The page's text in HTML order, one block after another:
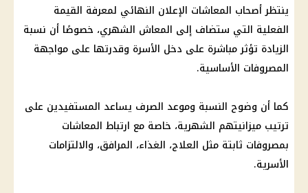
ينتظرأصحاب المعاشات الإعلان النهائي لمعرفة القيمة
الفعلية التي ستضاف إلى المعاش الشهري، خصوصًا أن نسبة
الزيادة تؤثر مباشرة على دخل الأسرة وقدرتها على مواجهة
المصروفات الأساسية.
كما أن وضوح النسبة وموعد الصرف يساعد المستفيدين على
ترتيب ميزانيتهم الشهرية، خاصة مع ارتباط المعاشات
بمصروفات ثابتة مثل العلاج، الغذاء، المرافق، والالتزامات
الأسرية.